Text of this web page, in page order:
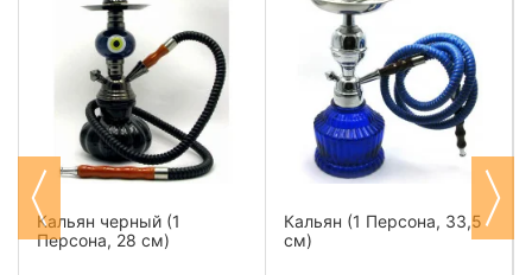
Кальян черный (1
Персона, 28 см)
Кальян (1 Персона, 33,5
см)